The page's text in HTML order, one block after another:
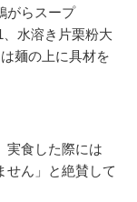
がらスープ
水溶き片栗粉大
麺の上に具材を
実食した際には
せん」と絶賛して